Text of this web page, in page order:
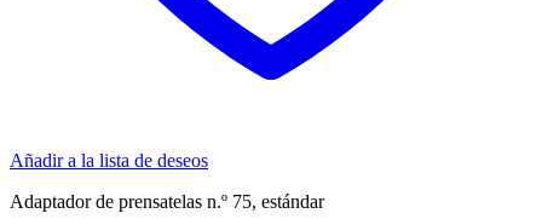
Añadir a la lista de deseos
Adaptador de prensatelas n.º 75, estándar